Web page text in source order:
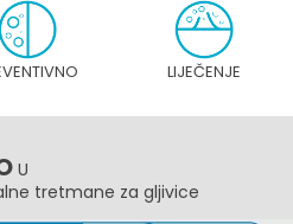
LIJEČENJE
U
tretmane za gljivice